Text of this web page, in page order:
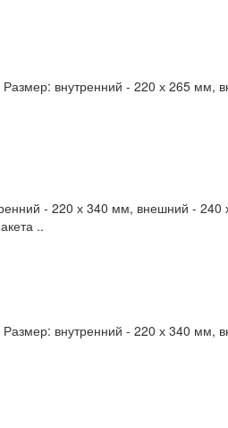
внутренний - 220 х 265 мм,
- 220 х 340 мм, внешний - 240
..
внутренний - 220 х 340 мм,